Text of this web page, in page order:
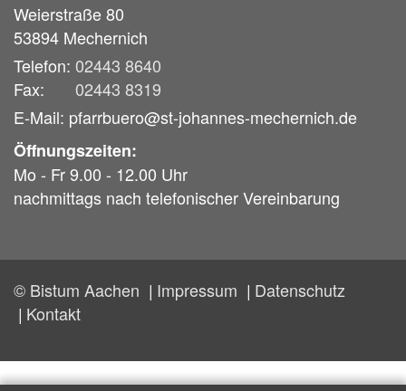
Weierstraße 80
53894 Mechernich
Telefon: 02443 8640
Fax:
02443 8319
E-Mail: pfarrbuero@st-johannes-mechernich.de
Öffnungszeiten:
Mo - Fr 9.00 - 12.00 Uhr
nachmittags nach telefonischer Vereinbarung
© Bistum Aachen Impressum
Datenschutz
Kontakt